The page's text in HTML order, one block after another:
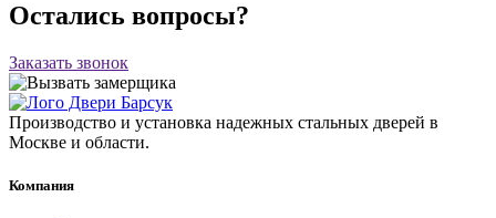
Остались вопросы?
Заказать звонок
Производство и установка надежных стальных дверей в
Москве и области.
Компания